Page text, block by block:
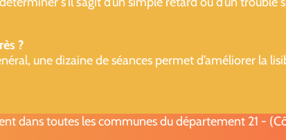
?
une dizaine de séances permet d’améliorer la
dans toutes les communes du département 21 -